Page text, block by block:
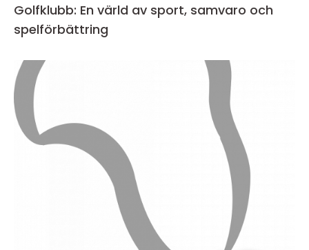
Golfklubb: En värld av sport, samvaro och
spelförbättring